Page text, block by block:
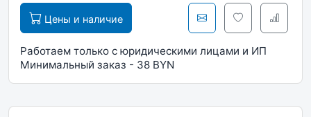
Цены и наличие
Работаем только с юридическими лицами и ИП
Минимальный заказ - 38 BYN